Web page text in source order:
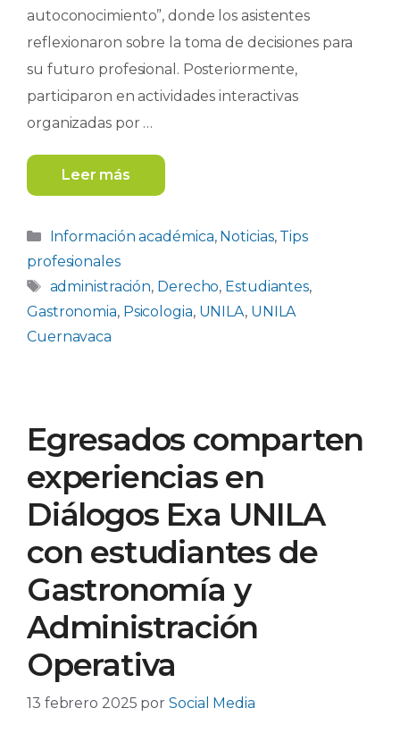
autoconocimiento”, donde los asistentes
reflexionaron sobre la toma de decisiones para
su futuro profesional. Posteriormente,
participaron en actividades interactivas
organizadas por …
Leer más
Categorías
Información académica, Noticias, Tips
profesionales
Etiquetas
administración, Derecho, Estudiantes,
Gastronomia, Psicologia, UNILA, UNILA
Cuernavaca
Egresados comparten
experiencias en
Diálogos Exa UNILA
con estudiantes de
Gastronomía y
Administración
Operativa
13 febrero 2025 porSocial Media